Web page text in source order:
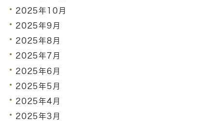
2025年10月
2025年9月
2025年8月
2025年7月
2025年6月
2025年5月
2025年4月
2025年3月